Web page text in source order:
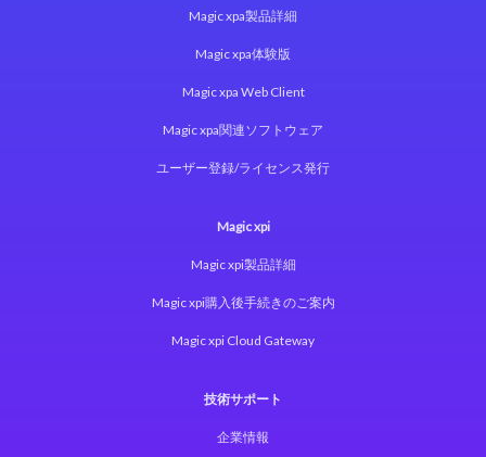
Magic xpa製品詳細
Magic xpa体験版
Magic xpa Web Client
Magic xpa関連ソフトウェア
ユーザー登録/ライセンス発行
Magic xpi
Magic xpi製品詳細
Magic xpi購入後手続きのご案内
Magic xpi Cloud Gateway
技術サポート
企業情報